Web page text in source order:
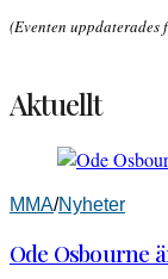
(Eventen uppdaterades
Aktuellt
MMA/Nyheter
Ode Osbourne